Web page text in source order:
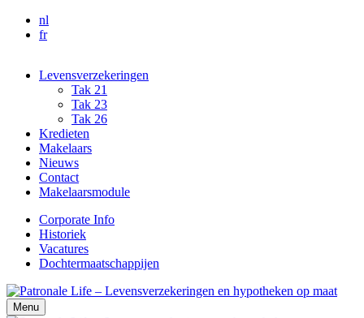
Overslaan en naar de inhoud gaan
nl
fr
Levensverzekeringen
Tak 21
Tak 23
Tak 26
Kredieten
Makelaars
Nieuws
Contact
Makelaarsmodule
Corporate Info
Historiek
Vacatures
Dochtermaatschappijen
Menu